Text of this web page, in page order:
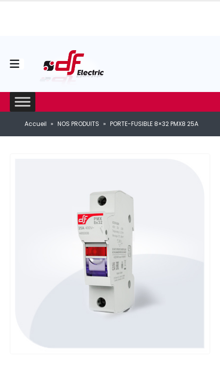
Accueil » NOS PRODUITS » PORTE-FUSIBLE 8×32 PMX8 25A